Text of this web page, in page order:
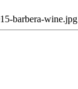
barbera-wine.jpg